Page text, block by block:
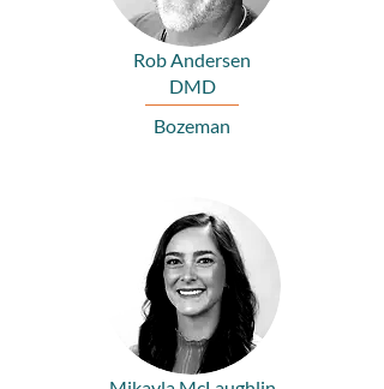
Rob Andersen
DMD
Bozeman